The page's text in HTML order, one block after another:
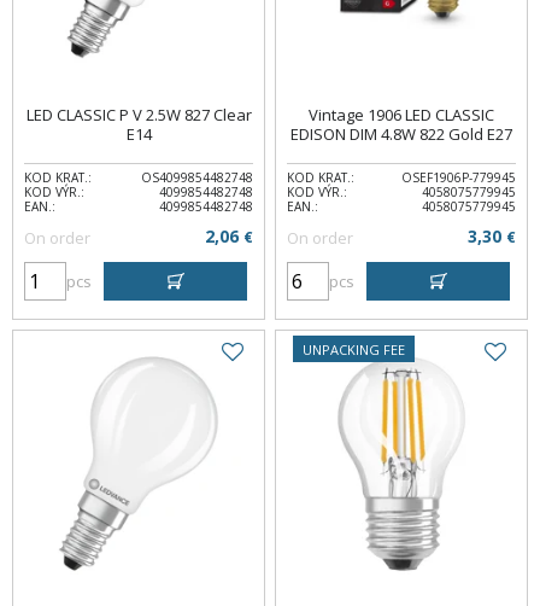
LED CLASSIC P V 2.5W 827 Clear
E14
KOD KRAT.:
OS4099854482748
KOD VÝR.:
4099854482748
EAN.:
4099854482748
On order 2,06 €
pcs
Vintage 1906 LED CLASSIC
EDISON DIM 4.8W 822 Gold E27
KOD KRAT.:
OSEF1906P-779945
KOD VÝR.:
4058075779945
EAN.:
4058075779945
On order 3,30 €
pcs
UNPACKING FEE